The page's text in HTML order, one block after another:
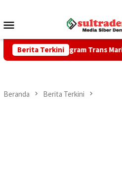
konten
Mobile
Berita Terkini
Program Trans Marine,
Beranda Berita Terkini